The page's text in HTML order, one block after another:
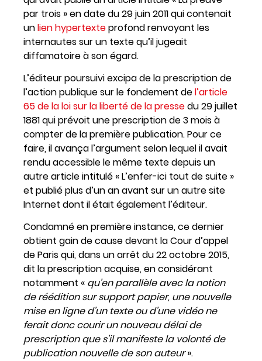
par trois » en date du 29 juin 2011 qui contenait
unlien hypertexteprofond renvoyant les
internautes sur un texte qu’il jugeait
diffamatoire à son égard.
L’éditeur poursuivi excipa de la prescription de
l’action publique sur le fondement del’article
65 de la loi sur la liberté de la pressedu 29 juillet
1881 qui prévoit une prescription de 3 mois à
compter de la première publication. Pour ce
faire, il avança l’argument selon lequel il avait
rendu accessible le même texte depuis un
autre article intitulé « L’enfer-ici tout de suite »
et publié plus d’un an avant sur un autre site
Internet dont il était également l’éditeur.
Condamné en première instance, ce dernier
obtient gain de cause devant la Cour d’appel
de Paris qui, dans un arrêt du 22 octobre 2015,
dit la prescription acquise, en considérant
notamment « qu’en parallèle avec la notion
de réédition sur support papier, une nouvelle
mise en ligne d’un texte ou d’une vidéo ne
ferait donc courir un nouveau délai de
prescription que s’il manifeste la volonté de
publication nouvelle de son auteur».